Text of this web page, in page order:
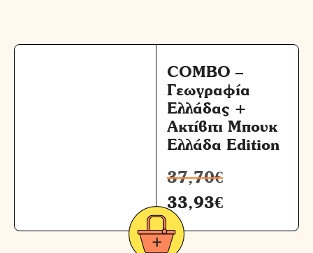
COMBO –
Γεωγραφία
Ελλάδας +
Ακτίβιτι Μπουκ
Ελλάδα Edition
37,70€
33,93€